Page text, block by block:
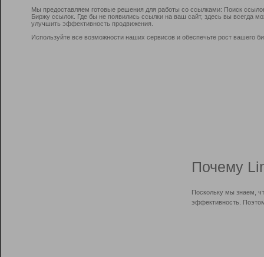
Мы предоставляем готовые решения для работы со ссылками: Поиск
Биржу ссылок. Где бы не появились ссылки на ваш сайт, здесь вы всегда
улучшить эффективность продвижения.
Используйте все возможности наших сервисов и обеспечьте рост вашего
Почему
Поскольку мы знаем,
эффективность.